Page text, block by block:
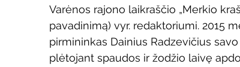
Varėnos rajono laikraščio „Merkio
pavadinimą) vyr. redaktoriumi. 2015
pirmininkas Dainius Radzevičius
plėtojant spaudos ir žodžio laivę